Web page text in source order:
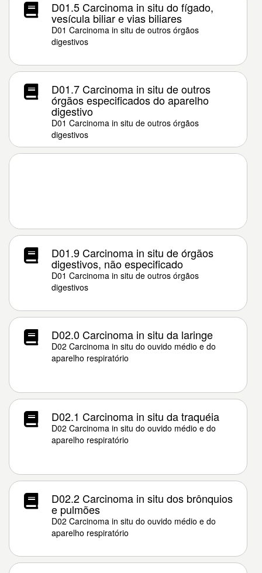
D01.5 Carcinoma in situ do fígado,
vesícula biliar e vias biliares
D01 Carcinoma in situ de outros órgãos
digestivos
D01.7 Carcinoma in situ de outros
órgãos especificados do aparelho
digestivo
D01 Carcinoma in situ de outros órgãos
digestivos
D01.9 Carcinoma in situ de órgãos
digestivos, não especificado
D01 Carcinoma in situ de outros órgãos
digestivos
D02.0 Carcinoma in situ da laringe
D02 Carcinoma in situ do ouvido médio e do
aparelho respiratório
D02.1 Carcinoma in situ da traquéia
D02 Carcinoma in situ do ouvido médio e do
aparelho respiratório
D02.2 Carcinoma in situ dos brônquios
e pulmões
D02 Carcinoma in situ do ouvido médio e do
aparelho respiratório